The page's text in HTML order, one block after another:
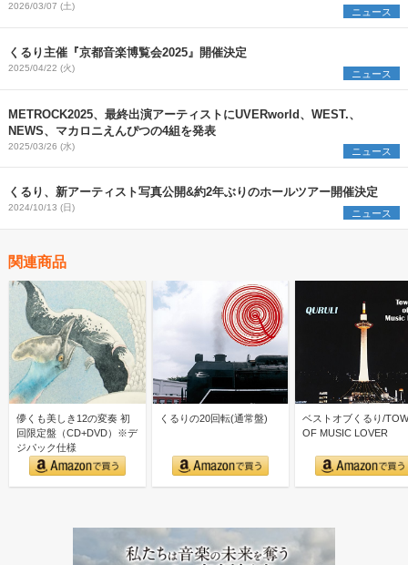
2026/03/07 (土) ニュース
くるり主催『京都音楽博覧会2025』開催決定
2025/04/22 (火) ニュース
METROCK2025、最終出演アーティストにUVERworld、WEST.、
NEWS、マカロニえんぴつの4組を発表
2025/03/26 (水) ニュース
くるり、新アーティスト写真公開&約2年ぶりのホールツアー開催決定
2024/10/13 (日) ニュース
関連商品
儚くも美しき12の変奏 初
回限定盤（CD+DVD）※デ
ジパック仕様
くるりの20回転(通常盤)
ベストオブくるり/
OF MUSIC LOVER